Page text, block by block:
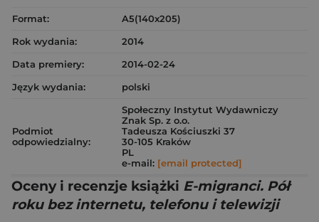
Format:
A5(140x205)
Rok wydania:
2014
Data premiery:
2014-02-24
Język wydania:
polski
Podmiot
odpowiedzialny:
Społeczny Instytut Wydawniczy
Znak Sp. z o.o.
Tadeusza Kościuszki 37
30-105 Kraków
PL
e-mail: [email protected]
Oceny i recenzje książki E-migranci. Pół
roku bez internetu, telefonu i telewizji